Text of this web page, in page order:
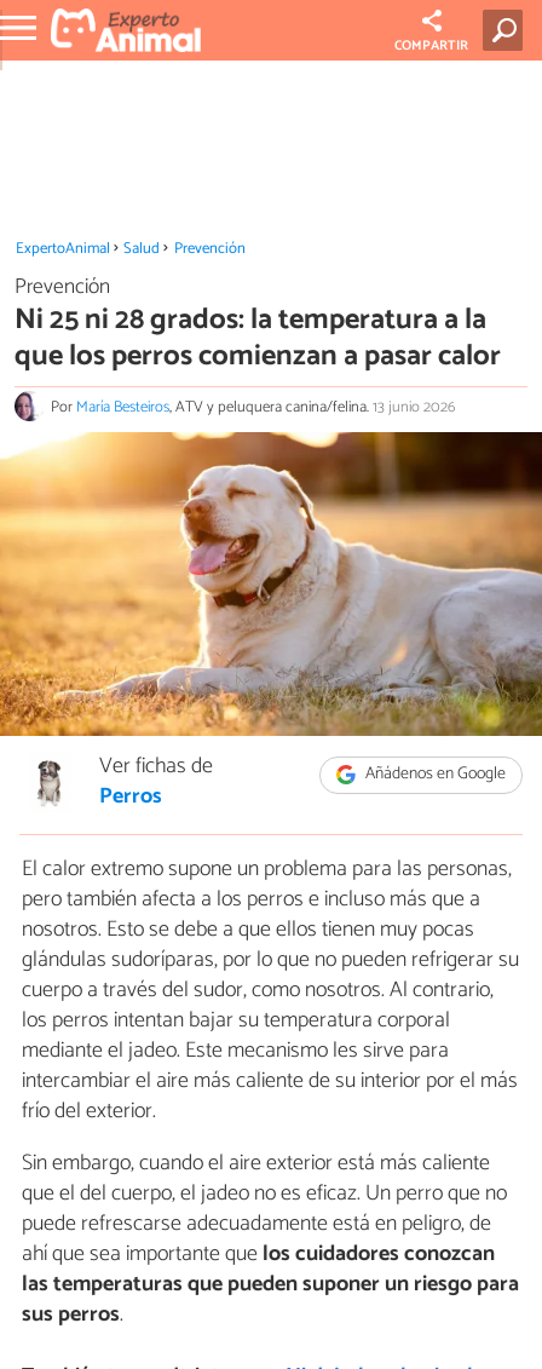
COMPARTIR
ExpertoAnimal Salud Prevención
Prevención
Ni 25 ni 28 grados: la temperatura a la
que los perros comienzan a pasar calor
PorMaría Besteiros, ATV y peluquera canina/felina.13 junio 2026
Añádenos en Google
Ver fichas de
Perros
El calor extremo supone un problema para las personas,
pero también afecta a los perros e incluso más que a
nosotros. Esto se debe a que ellos tienen muy pocas
glándulas sudoríparas, por lo que no pueden refrigerar su
cuerpo a través del sudor, como nosotros. Al contrario,
los perros intentan bajar su temperatura corporal
mediante el jadeo. Este mecanismo les sirve para
intercambiar el aire más caliente de su interior por el más
frío del exterior.
Sin embargo, cuando el aire exterior está más caliente
que el del cuerpo, el jadeo no es eficaz. Un perro que no
puede refrescarse adecuadamente está en peligro, de
ahí que sea importante quelos cuidadores conozcan
las temperaturas que pueden suponer un riesgo para
sus perros.